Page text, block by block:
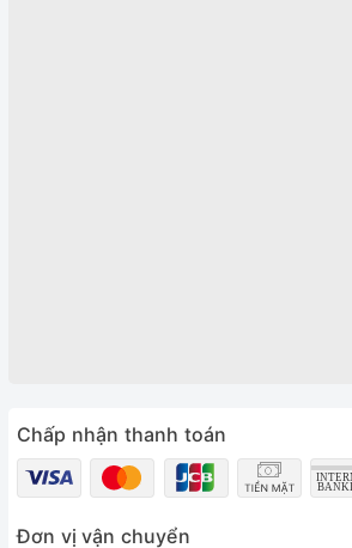
Chấp nhận thanh toán
Đơn vị vận chuyển